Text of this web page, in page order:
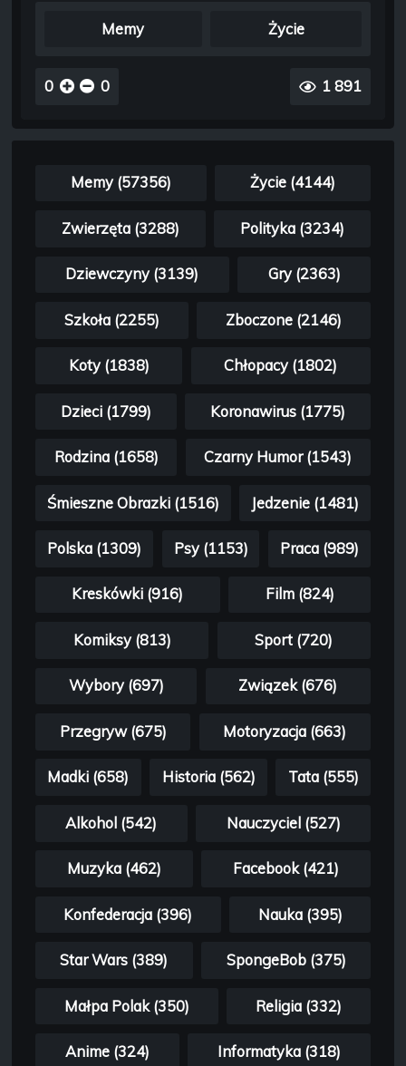
Memy Życie
0 0 1 891
Memy (57356) Życie (4144)
Zwierzęta (3288) Polityka (3234)
Dziewczyny (3139) Gry (2363)
Szkoła (2255) Zboczone (2146)
Koty (1838) Chłopacy (1802)
Dzieci (1799) Koronawirus (1775)
Rodzina (1658) Czarny Humor (1543)
Śmieszne Obrazki (1516) Jedzenie (1481)
Polska (1309) Psy (1153) Praca (989)
Kreskówki (916) Film (824)
Komiksy (813) Sport (720)
Wybory (697) Związek (676)
Przegryw (675) Motoryzacja (663)
Madki (658) Historia (562) Tata (555)
Alkohol (542) Nauczyciel (527)
Muzyka (462) Facebook (421)
Konfederacja (396) Nauka (395)
Star Wars (389) SpongeBob (375)
Małpa Polak (350) Religia (332)
Anime (324) Informatyka (318)